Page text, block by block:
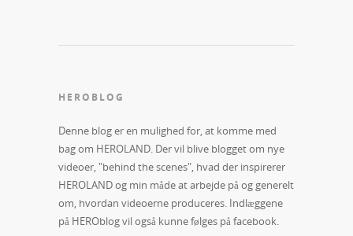
HEROBLOG
Denne blog er en mulighed for, at komme med
bag om HEROLAND. Der vil blive blogget om nye
videoer, "behind the scenes", hvad der inspirerer
HEROLAND og min måde at arbejde på og generelt
om, hvordan videoerne produceres. Indlæggene
på HEROblog vil også kunne følges på facebook.